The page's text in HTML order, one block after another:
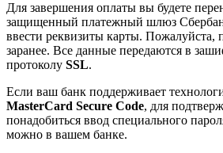
Для завершения оплаты вы будете
защищенный платежный шлюз
ввести реквизиты карты. Пожалуйста,
заранее. Все данные передаются в
протоколу SSL.
Если ваш банк поддерживает
MasterCard Secure Code, для
понадобиться ввод специального
можно в вашем банке.